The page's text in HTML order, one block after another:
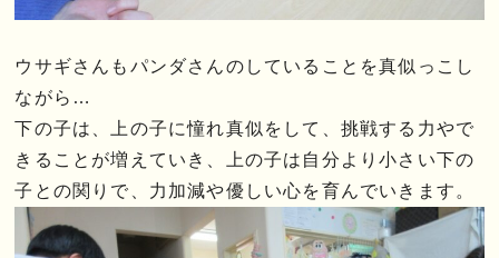
ウサギさんもパンダさんのしていることを真似っこし
ながら…
下の子は、上の子に憧れ真似をして、挑戦する力やで
きることが増えていき、上の子は自分より小さい下の
子との関りで、力加減や優しい心を育んでいきます。